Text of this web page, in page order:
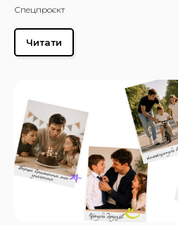
Спецпроєкт
Читати